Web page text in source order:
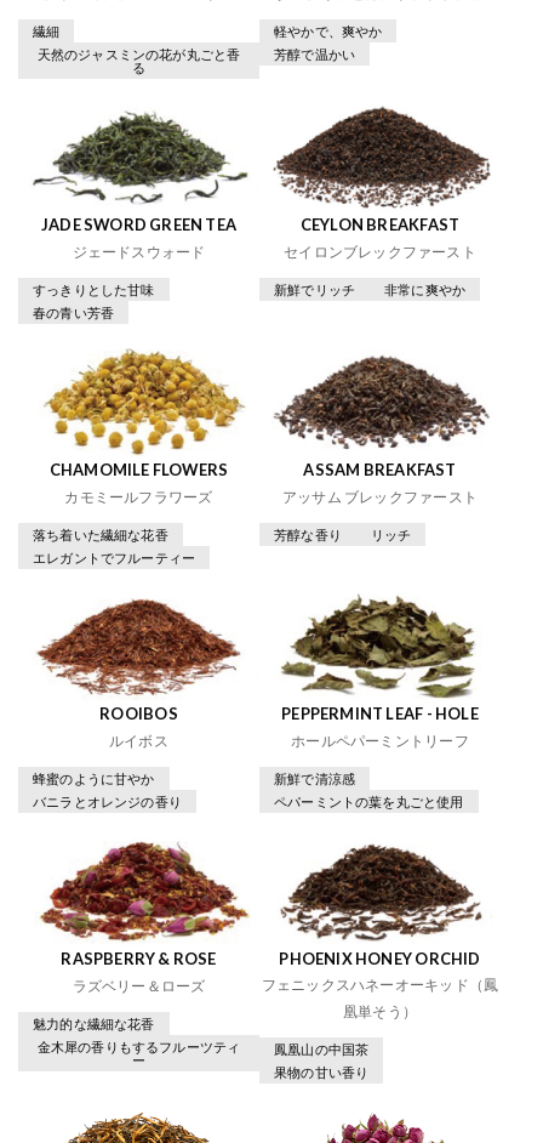
繊細
天然のジャスミンの花が丸ごと香
る
軽やかで、爽やか
芳醇で温かい
JADE SWORD GREEN TEA
ジェードスウォード
すっきりとした甘味
春の青い芳香
CEYLON BREAKFAST
セイロンブレックファースト
新鮮でリッチ 非常に爽やか
CHAMOMILE FLOWERS
カモミールフラワーズ
落ち着いた繊細な花香
エレガントでフルーティー
ASSAM BREAKFAST
アッサム ブレックファースト
芳醇な香り リッチ
ROOIBOS
ルイボス
蜂蜜のように甘やか
バニラとオレンジの香り
PEPPERMINT LEAF - HOLE
ホールペパーミントリーフ
新鮮で清涼感
ペパーミントの葉を丸ごと使用
RASPBERRY & ROSE
ラズベリー＆ローズ
魅力的な繊細な花香
金木犀の香りもするフルーツティ
ー
PHOENIX HONEY ORCHID
フェニックスハネーオーキッド（鳳
凰単そう）
鳳凰山の中国茶
果物の甘い香り